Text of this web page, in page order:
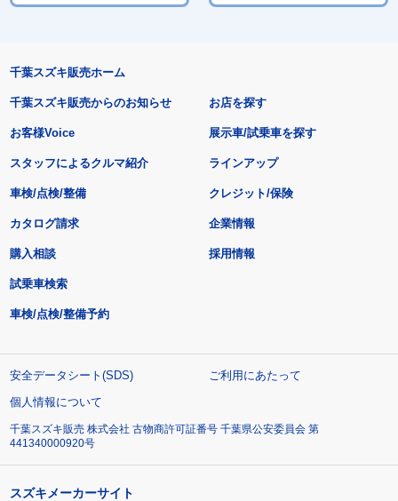
千葉スズキ販売ホーム
千葉スズキ販売からのお知らせ
お客様Voice
スタッフによるクルマ紹介
お店を探す
展示車/試乗車を探す
ラインアップ
車検/点検/整備 クレジット/保険
カタログ請求
購入相談
試乗車検索
車検/点検/整備予約
企業情報
採用情報
安全データシート(SDS)
ご利用にあたって
個人情報について
千葉スズキ販売 株式会社 古物商許可証番号 千葉県公安委員会 第
441340000920号
スズキメーカーサイト